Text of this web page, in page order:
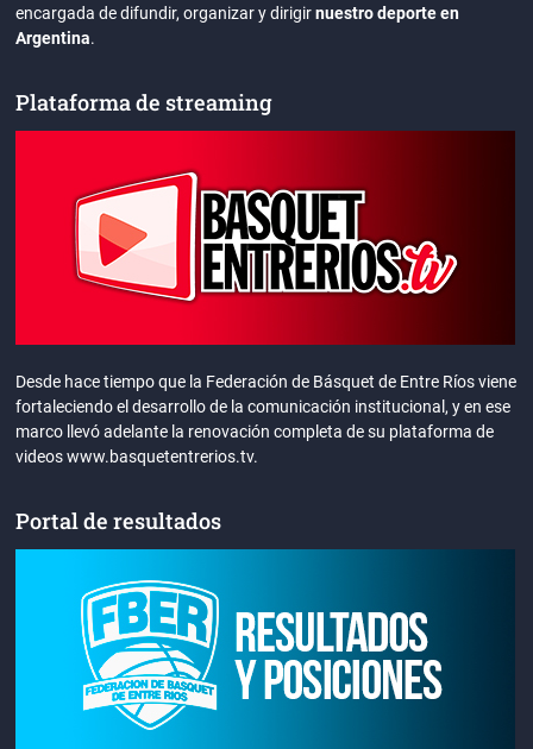
encargada de difundir, organizar y dirigirnuestro deporte en
Argentina.
Plataforma de streaming
Desde hace tiempo que la Federación de Básquet de Entre Ríos viene
fortaleciendo el desarrollo de la comunicación institucional, y en ese
marco llevó adelante la renovación completa de su plataforma de
videos www.basquetentrerios.tv.
Portal de resultados